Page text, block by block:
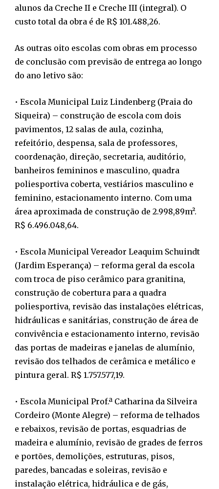
alunos da Creche II e Creche III (integral). O
custo total da obra é de R$ 101.488,26.
As outras oito escolas com obras em processo
de conclusão com previsão de entrega ao longo
do ano letivo são:
• Escola Municipal Luiz Lindenberg (Praia do
Siqueira) – construção de escola com dois
pavimentos, 12 salas de aula, cozinha,
refeitório, despensa, sala de professores,
coordenação, direção, secretaria, auditório,
banheiros femininos e masculino, quadra
poliesportiva coberta, vestiários masculino e
feminino, estacionamento interno. Com uma
área aproximada de construção de 2.998,89m².
R$ 6.496.048,64.
• Escola Municipal Vereador Leaquim Schuindt
(Jardim Esperança) – reforma geral da escola
com troca de piso cerâmico para granitina,
construção de cobertura para a quadra
poliesportiva, revisão das instalações elétricas,
hidráulicas e sanitárias, construção de área de
convivência e estacionamento interno, revisão
das portas de madeiras e janelas de alumínio,
revisão dos telhados de cerâmica e metálico e
pintura geral. R$ 1.757.577,19.
• Escola Municipal Prof.ª Catharina da Silveira
Cordeiro (Monte Alegre) – reforma de telhados
e rebaixos, revisão de portas, esquadrias de
madeira e alumínio, revisão de grades de ferros
e portões, demolições, estruturas, pisos,
paredes, bancadas e soleiras, revisão e
instalação elétrica, hidráulica e de gás,